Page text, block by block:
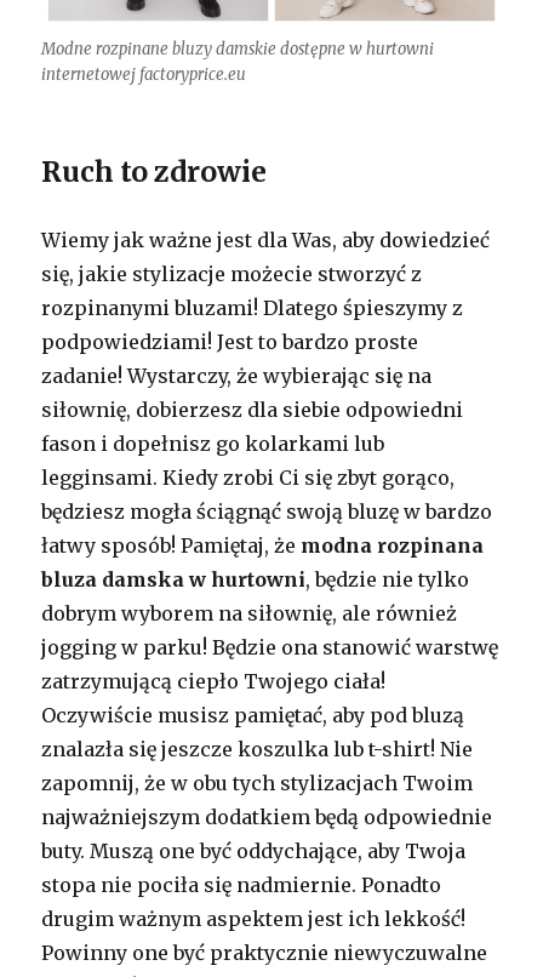
Modne rozpinane bluzy damskie dostępne w hurtowni
internetowej factoryprice.eu
Ruch to zdrowie
Wiemy jak ważne jest dla Was, aby dowiedzieć
się, jakie stylizacje możecie stworzyć z
rozpinanymi bluzami! Dlatego śpieszymy z
podpowiedziami! Jest to bardzo proste
zadanie! Wystarczy, że wybierając się na
siłownię, dobierzesz dla siebie odpowiedni
fason i dopełnisz go kolarkami lub
legginsami. Kiedy zrobi Ci się zbyt gorąco,
będziesz mogła ściągnąć swoją bluzę w bardzo
łatwy sposób! Pamiętaj, że modna rozpinana
bluza damska w hurtowni, będzie nie tylko
dobrym wyborem na siłownię, ale również
jogging w parku! Będzie ona stanowić warstwę
zatrzymującą ciepło Twojego ciała!
Oczywiście musisz pamiętać, aby pod bluzą
znalazła się jeszcze koszulka lub t-shirt! Nie
zapomnij, że w obu tych stylizacjach Twoim
najważniejszym dodatkiem będą odpowiednie
buty. Muszą one być oddychające, aby Twoja
stopa nie pociła się nadmiernie. Ponadto
drugim ważnym aspektem jest ich lekkość!
Powinny one być praktycznie niewyczuwalne